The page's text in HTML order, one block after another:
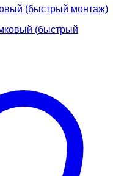
(быстрый монтаж)